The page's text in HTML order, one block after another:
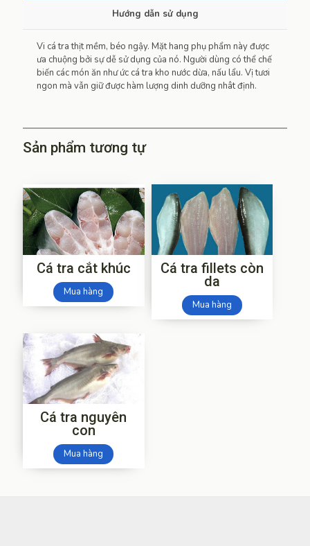
Hướng dẫn sử dụng
Vi cá tra thịt mềm, béo ngậy. Mặt hang phụ phẩm này được
ưa chuộng bởi sự dễ sử dụng của nó. Người dùng có thể chế
biến các món ăn như ức cá tra kho nước dừa, nấu lẩu. Vị tươi
ngon mà vẫn giữ được hàm lượng dinh dưỡng nhât định.
Sản phẩm tương tự
Cá tra cắt khúc
Mua hàng
Cá tra fillets còn
da
Mua hàng
Cá tra nguyên
con
Mua hàng